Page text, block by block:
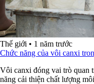
Thế giới • 1 năm trước
Chức năng của vôi canxi
Vôi canxi đóng vai trò quan
năng cải thiện chất lượng